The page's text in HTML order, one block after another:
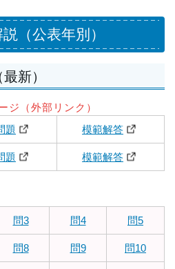
（公表年別）
新）
ジ（外部リンク）
題 模範解答
題 模範解答
問3 問4 問5
問8 問9 問10